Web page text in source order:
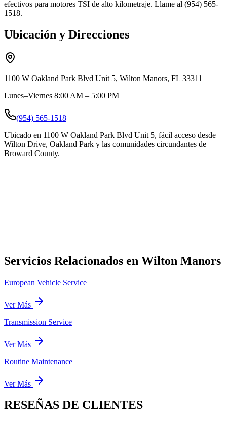
efectivos para motores TSI de alto kilometraje. Llame al (954) 565-
1518.
Ubicación y Direcciones
1100 W Oakland Park Blvd Unit 5, Wilton Manors, FL 33311
Lunes–Viernes 8:00 AM – 5:00 PM
(954) 565-1518
Ubicado en 1100 W Oakland Park Blvd Unit 5, fácil acceso desde
Wilton Drive, Oakland Park y las comunidades circundantes de
Broward County.
Servicios Relacionados en Wilton Manors
European Vehicle Service
Ver Más
Transmission Service
Ver Más
Routine Maintenance
Ver Más
RESEÑAS DE CLIENTES